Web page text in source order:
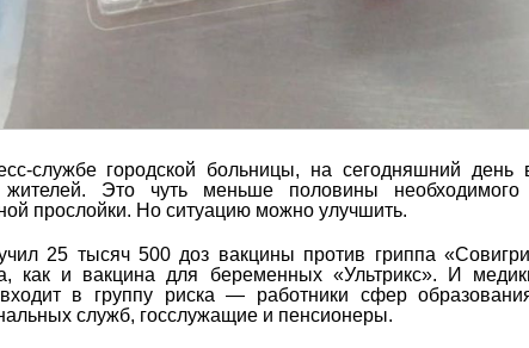
службе городской больницы, на сегодняшний день
Это чуть меньше половины необходимого
прослойки. Но ситуацию можно улучшить.
25 тысяч 500 доз вакцины против гриппа
как и вакцина для беременных «Ультрикс». И
в группу риска — работники сфер
служб, госслужащие и пенсионеры.